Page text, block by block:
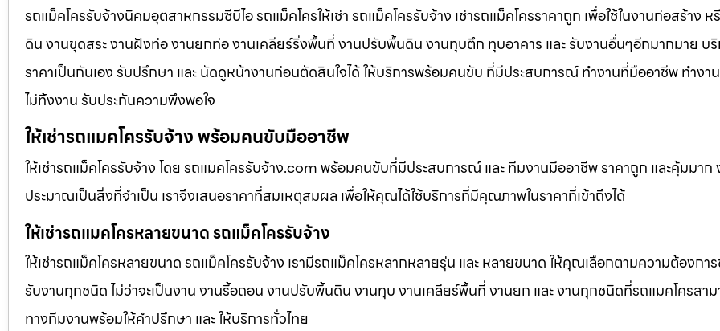
รถแม็คโครรับจ้างนิคมอุตสาหกรรมซีบีไอ รถแม็คโครให้เช่า รถแม็คโครรับจ้าง เช่ารถแม็คโครราคาถูก เพื่อใช้ในงานก่อสร้าง
ดิน งานขุดสระ งานฝังท่อ งานยกท่อ งานเคลียร์ริ่งพื้นที่ งานปรับพื้นดิน งานทุบตึก ทุบอาคาร และ รับงานอื่นๆอีกมากมาย บริ
ราคาเป็นกันเอง รับปรึกษา และ นัดดูหน้างานก่อนตัดสินใจได้ ให้บริการพร้อมคนขับ ที่มีประสบการณ์ ทำงานที่มืออาชีพ ทำงา
ไม่ทิ้งงาน รับประกันความพึงพอใจ
ให้เช่ารถแมคโครรับจ้าง พร้อมคนขับมืออาชีพ
ให้เช่ารถแม็คโครรับจ้าง โดย รถแมคโครรับจ้าง.com พร้อมคนขับที่มีประสบการณ์ และ ทีมงานมืออาชีพ ราคาถูก และคุ้มมาก
ประมาณเป็นสิ่งที่จำเป็น เราจึงเสนอราคาที่สมเหตุสมผล เพื่อให้คุณได้ใช้บริการที่มีคุณภาพในราคาที่เข้าถึงได้
ให้เช่ารถแมคโครหลายขนาด รถแม็คโครรับจ้าง
ให้เช่ารถแม็คโครหลายขนาด รถแม็คโครรับจ้าง เรามีรถแม็คโครหลากหลายรุ่น และ หลายขนาด ให้คุณเลือกตามความต้องกา
รับงานทุกชนิด ไม่ว่าจะเป็นงาน งานรื้อถอน งานปรับพื้นดิน งานทุบ งานเคลียร์พื้นที่ งานยก และ งานทุกชนิดที่รถแมคโครสาม
ทางทีมงานพร้อมให้คำปรึกษา และ ให้บริการทั่วไทย